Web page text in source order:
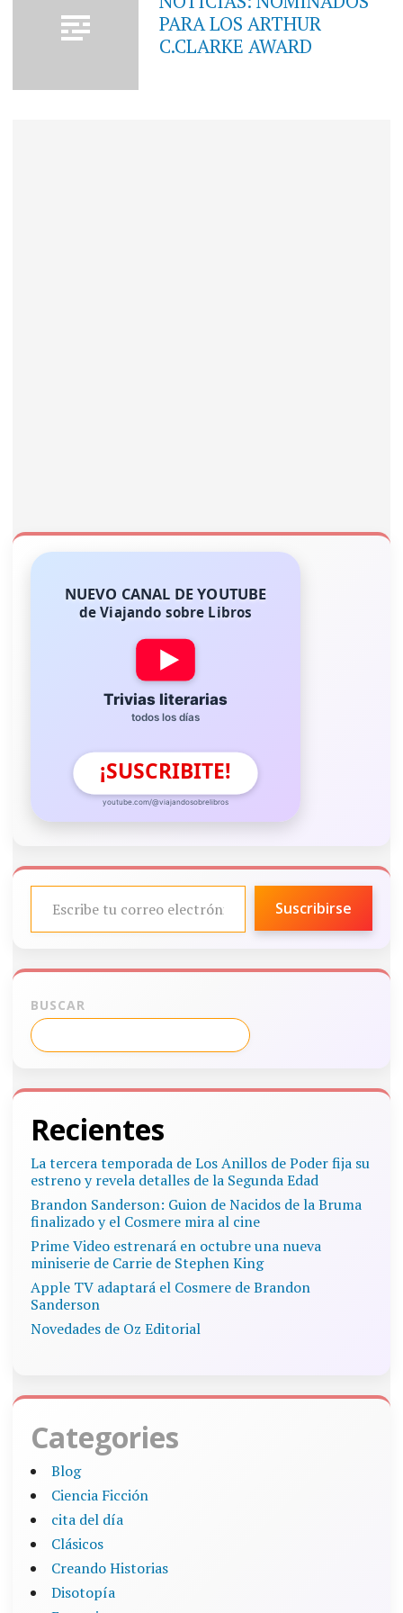
PARA LOS ARTHUR
C.CLARKE AWARD
NUEVO CANAL DE YOUTUBE
de Viajando sobre Libros
Trivias literarias
todos los días
¡SUSCRIBITE!
youtube.com/@viajandosobrelibros
ESCRIBE TU CORREO ELECTRÓNICO…
Suscribirse
BUSCAR
Recientes
La tercera temporada de Los Anillos de Poder fija su
estreno y revela detalles de la Segunda Edad
Brandon Sanderson: Guion de Nacidos de la Bruma
finalizado y el Cosmere mira al cine
Prime Video estrenará en octubre una nueva
miniserie de Carrie de Stephen King
Apple TV adaptará el Cosmere de Brandon
Sanderson
Novedades de Oz Editorial
Categories
Blog
Ciencia Ficción
cita del día
Clásicos
Creando Historias
Disotopía